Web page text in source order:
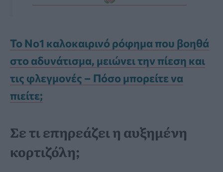
Το Νο1 καλοκαιρινό ρόφημα που βοηθά
στο αδυνάτισμα, μειώνει την πίεση και
τις φλεγμονές – Πόσο μπορείτε να
πιείτε;
Σε τι επηρεάζει η αυξημένη
κορτιζόλη;